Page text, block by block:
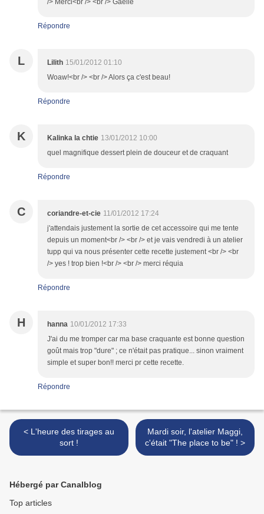
/> Merci<br /> <br /> Gaelle
Répondre
L Lilith 15/01/2012 01:10
Woaw!<br /> <br /> Alors ça c'est beau!
Répondre
K Kalinka la chtie 13/01/2012 10:00
quel magnifique dessert plein de douceur et de craquant
Répondre
C coriandre-et-cie 11/01/2012 17:24
j'attendais justement la sortie de cet accessoire qui me tente
depuis un moment<br /> <br /> et je vais vendredi à un atelier
tupp qui va nous présenter cette recette justement <br /> <br
/> yes ! trop bien !<br /> <br /> merci réquia
Répondre
H hanna 10/01/2012 17:33
J'ai du me tromper car ma base craquante est bonne question
goût mais trop "dure" ; ce n'était pas pratique... sinon vraiment
simple et super bon!! merci pr cette recette.
Répondre
< L'heure des tirages au
sort !
Mardi soir, l'atelier Maggi,
c'était "The place to be" ! >
Hébergé par Canalblog
Top articles